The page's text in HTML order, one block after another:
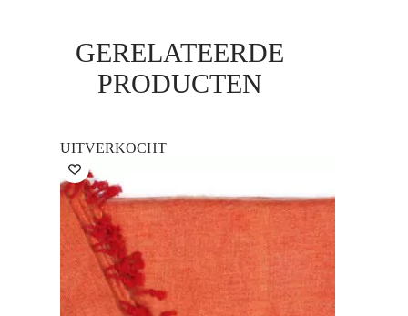
GERELATEERDE
PRODUCTEN
UITVERKOCHT